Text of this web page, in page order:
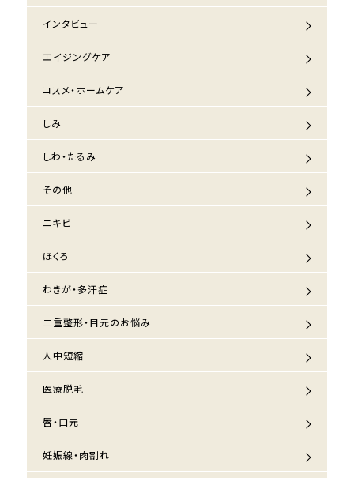
インタビュー
エイジングケア
コスメ・ホームケア
しみ
しわ・たるみ
その他
ニキビ
ほくろ
わきが・多汗症
二重整形・目元のお悩み
人中短縮
医療脱毛
唇・口元
妊娠線・肉割れ